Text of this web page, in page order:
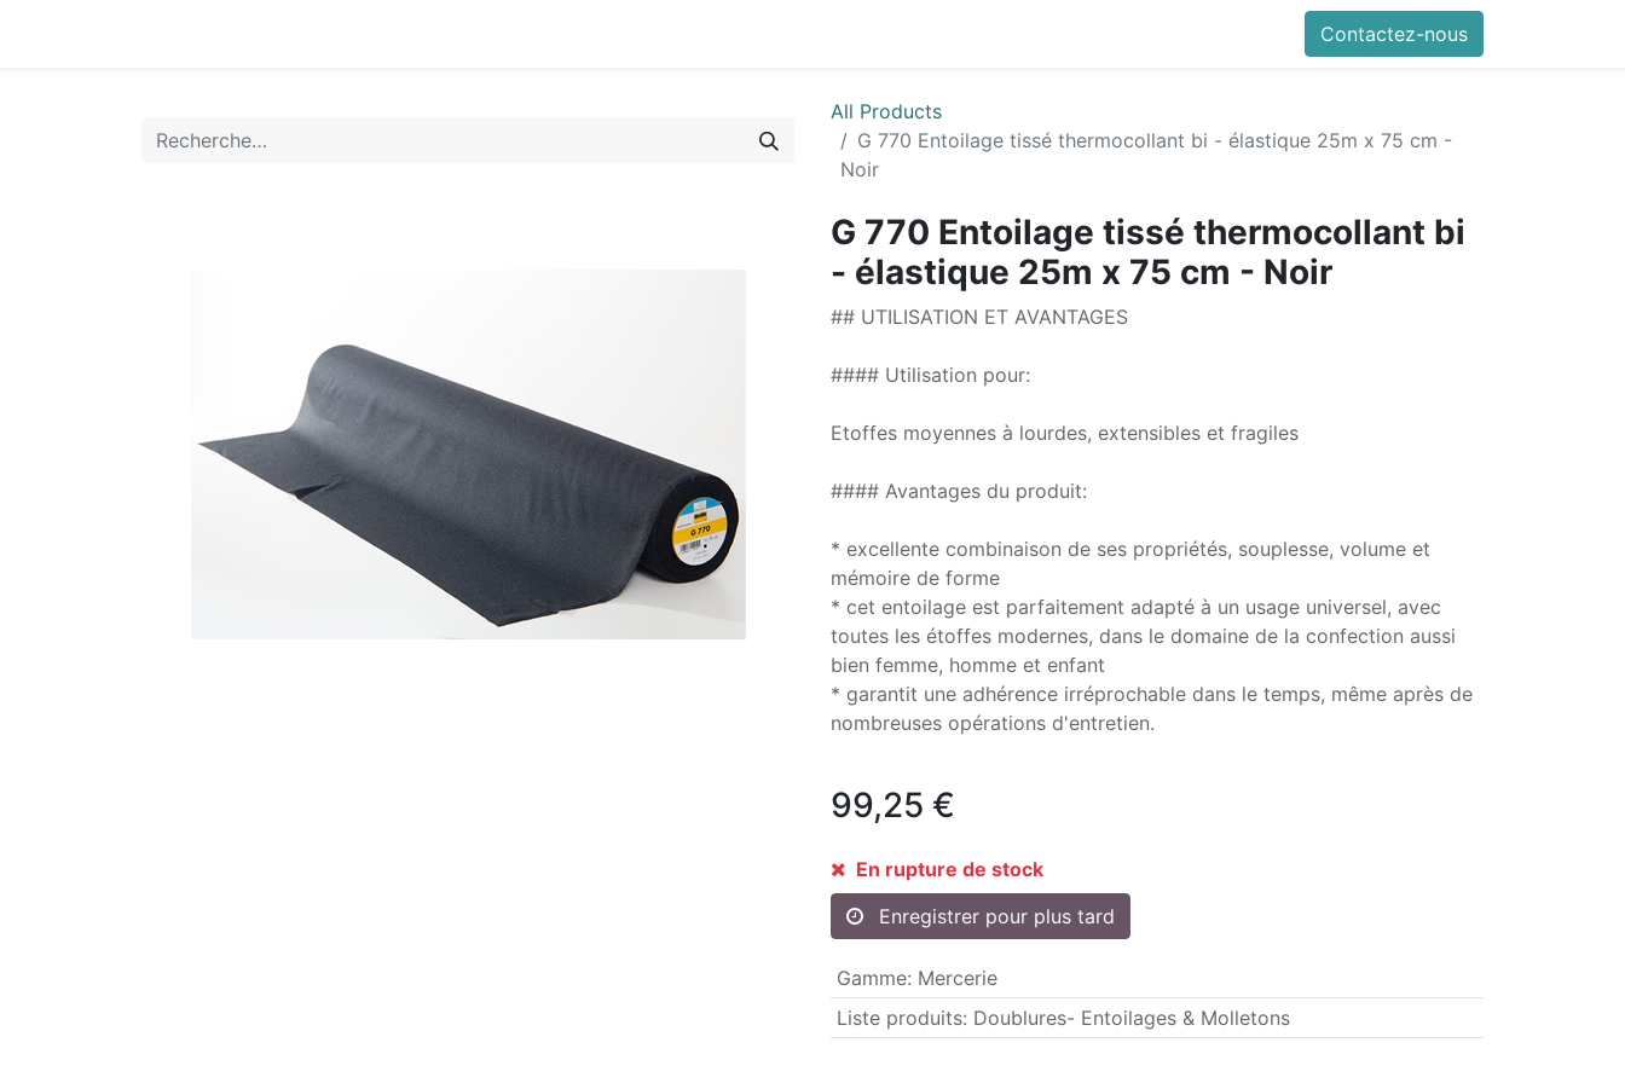
Contactez-nous
All Products
G 770 Entoilage tissé thermocollant bi - élastique 25m x 75 cm -
Noir
G 770 Entoilage tissé thermocollant bi
- élastique 25m x 75 cm - Noir
## UTILISATION ET AVANTAGES
#### Utilisation pour:
Etoffes moyennes à lourdes, extensibles et fragiles
#### Avantages du produit:
* excellente combinaison de ses propriétés, souplesse, volume et
mémoire de forme
* cet entoilage est parfaitement adapté à un usage universel, avec
toutes les étoffes modernes, dans le domaine de la confection aussi
bien femme, homme et enfant
* garantit une adhérence irréprochable dans le temps, même après de
nombreuses opérations d'entretien.
99,25 €
En rupture de stock
Enregistrer pour plus tard
Gamme: Mercerie
Liste produits: Doublures- Entoilages & Molletons